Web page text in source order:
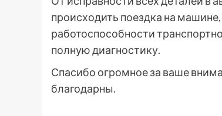
происходить поездка на
работоспособности
полную диагностику.
Спасибо огромное за ваше
благодарны.